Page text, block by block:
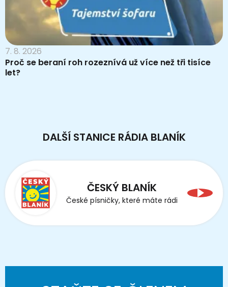
7. 8. 2026
Proč se beraní roh rozeznívá už více než tři tisíce
let?
DALŠÍ STANICE RÁDIA BLANÍK
ČESKÝ BLANÍK
České písničky, které máte rádi